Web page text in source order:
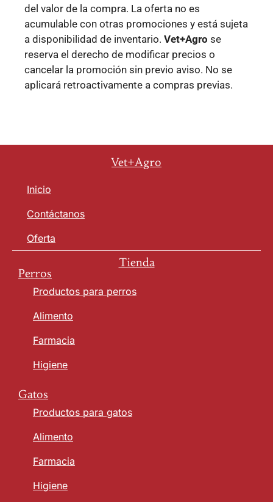
del valor de la compra. La oferta no es
acumulable con otras promociones y está sujeta
a disponibilidad de inventario. Vet+Agro se
reserva el derecho de modificar precios o
cancelar la promoción sin previo aviso. No se
aplicará retroactivamente a compras previas.
Vet+Agro
Inicio
Contáctanos
Oferta
Tienda
Perros
Productos para perros
Alimento
Farmacia
Higiene
Gatos
Productos para gatos
Alimento
Farmacia
Higiene